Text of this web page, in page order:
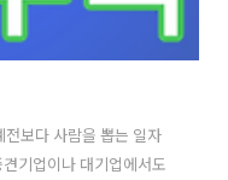
보다 사람을 뽑는 일자
기업이나 대기업에서도